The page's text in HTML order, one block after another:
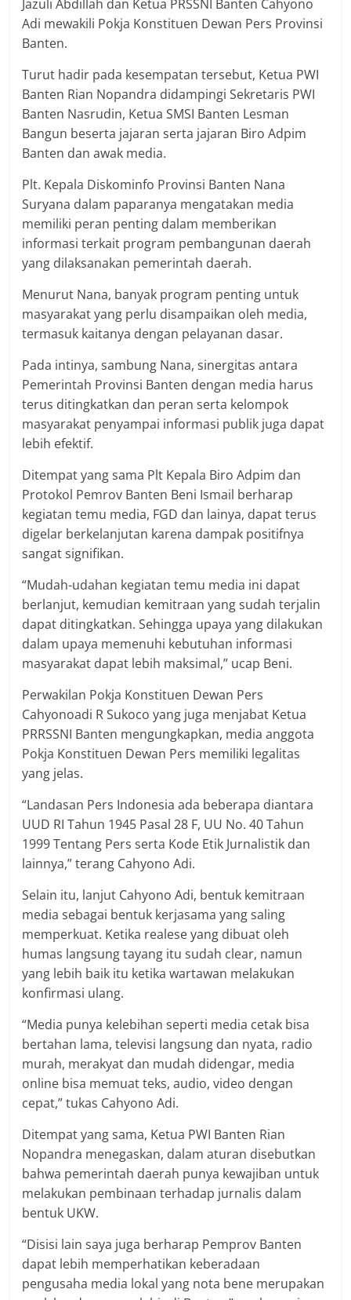
Jazuli Abdillah dan Ketua PRSSNI Banten Cahyono
Adi mewakili Pokja Konstituen Dewan Pers Provinsi
Banten.
Turut hadir pada kesempatan tersebut, Ketua PWI
Banten Rian Nopandra didampingi Sekretaris PWI
Banten Nasrudin, Ketua SMSI Banten Lesman
Bangun beserta jajaran serta jajaran Biro Adpim
Banten dan awak media.
Plt. Kepala Diskominfo Provinsi Banten Nana
Suryana dalam paparanya mengatakan media
memiliki peran penting dalam memberikan
informasi terkait program pembangunan daerah
yang dilaksanakan pemerintah daerah.
Menurut Nana, banyak program penting untuk
masyarakat yang perlu disampaikan oleh media,
termasuk kaitanya dengan pelayanan dasar.
Pada intinya, sambung Nana, sinergitas antara
Pemerintah Provinsi Banten dengan media harus
terus ditingkatkan dan peran serta kelompok
masyarakat penyampai informasi publik juga dapat
lebih efektif.
Ditempat yang sama Plt Kepala Biro Adpim dan
Protokol Pemrov Banten Beni Ismail berharap
kegiatan temu media, FGD dan lainya, dapat terus
digelar berkelanjutan karena dampak positifnya
sangat signifikan.
“Mudah-udahan kegiatan temu media ini dapat
berlanjut, kemudian kemitraan yang sudah terjalin
dapat ditingkatkan. Sehingga upaya yang dilakukan
dalam upaya memenuhi kebutuhan informasi
masyarakat dapat lebih maksimal,” ucap Beni.
Perwakilan Pokja Konstituen Dewan Pers
Cahyonoadi R Sukoco yang juga menjabat Ketua
PRRSSNI Banten mengungkapkan, media anggota
Pokja Konstituen Dewan Pers memiliki legalitas
yang jelas.
“Landasan Pers Indonesia ada beberapa diantara
UUD RI Tahun 1945 Pasal 28 F, UU No. 40 Tahun
1999 Tentang Pers serta Kode Etik Jurnalistik dan
lainnya,” terang Cahyono Adi.
Selain itu, lanjut Cahyono Adi, bentuk kemitraan
media sebagai bentuk kerjasama yang saling
memperkuat. Ketika realese yang dibuat oleh
humas langsung tayang itu sudah clear, namun
yang lebih baik itu ketika wartawan melakukan
konfirmasi ulang.
“Media punya kelebihan seperti media cetak bisa
bertahan lama, televisi langsung dan nyata, radio
murah, merakyat dan mudah didengar, media
online bisa memuat teks, audio, video dengan
cepat,” tukas Cahyono Adi.
Ditempat yang sama, Ketua PWI Banten Rian
Nopandra menegaskan, dalam aturan disebutkan
bahwa pemerintah daerah punya kewajiban untuk
melakukan pembinaan terhadap jurnalis dalam
bentuk UKW.
“Disisi lain saya juga berharap Pemprov Banten
dapat lebih memperhatikan keberadaan
pengusaha media lokal yang nota bene merupakan